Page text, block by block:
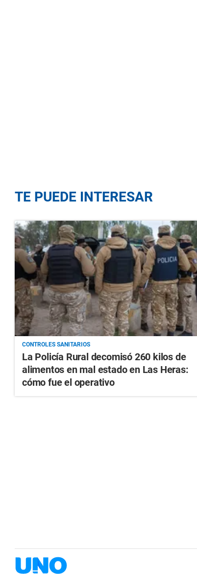
TE PUEDE INTERESAR
CONTROLES SANITARIOS
La Policía Rural decomisó 260 kilos de
alimentos en mal estado en Las Heras:
cómo fue el operativo